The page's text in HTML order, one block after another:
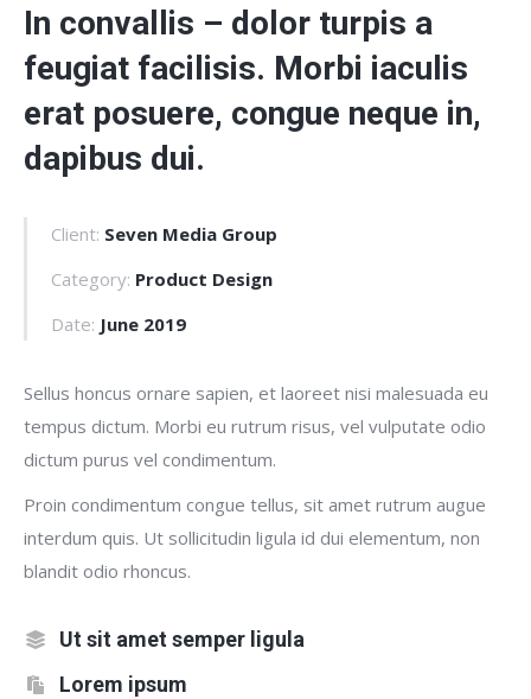
In convallis – dolor turpis a
feugiat facilisis. Morbi iaculis
erat posuere, congue neque in,
dapibus dui.
Client: Seven Media Group
Category: Product Design
Date: June 2019
Sellus honcus ornare sapien, et laoreet nisi malesuada eu
tempus dictum. Morbi eu rutrum risus, vel vulputate odio
dictum purus vel condimentum.
Proin condimentum congue tellus, sit amet rutrum augue
interdum quis. Ut sollicitudin ligula id dui elementum, non
blandit odio rhoncus.
Ut sit amet semper ligula
Lorem ipsum